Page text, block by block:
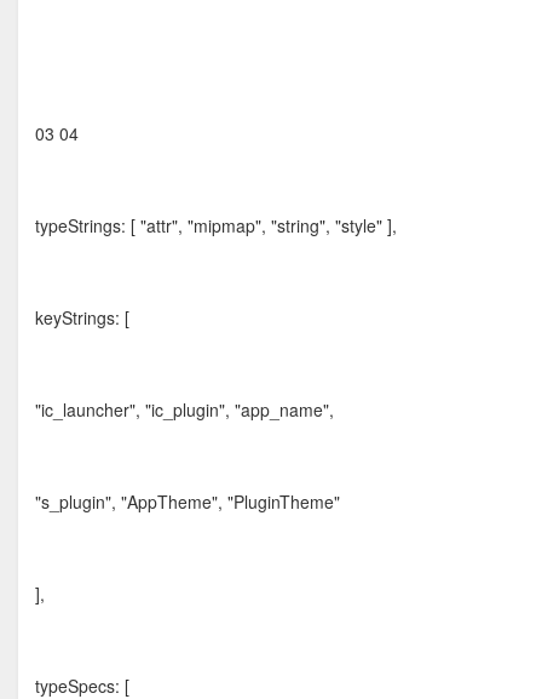
03 04
typeStrings: [ "attr", "mipmap", "string", "style" ],
keyStrings: [
"ic_launcher", "ic_plugin", "app_name",
"s_plugin", "AppTheme", "PluginTheme"
],
typeSpecs: [